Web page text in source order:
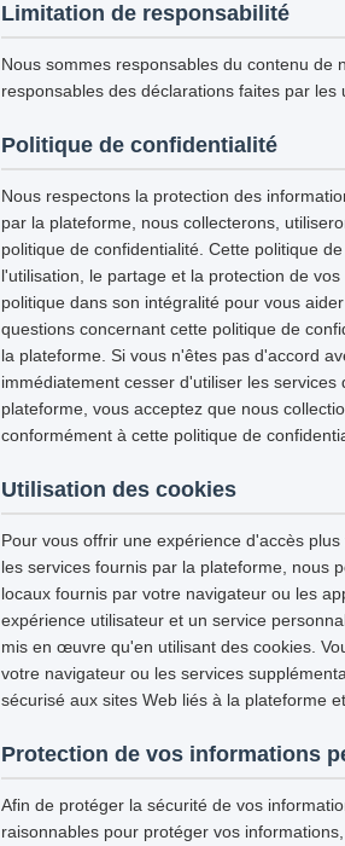
Limitation de responsabilité
Nous sommes responsables du contenu
responsables des déclarations faites par les
Politique de confidentialité
Nous respectons la protection des
par la plateforme, nous collecterons,
politique de confidentialité. Cette politique
l'utilisation, le partage et la protection de
politique dans son intégralité pour vous
questions concernant cette politique de
la plateforme. Si vous n'êtes pas d'accord
immédiatement cesser d'utiliser les
plateforme, vous acceptez que nous
conformément à cette politique de
Utilisation des cookies
Pour vous offrir une expérience d'accès
les services fournis par la plateforme, nous
locaux fournis par votre navigateur ou les
expérience utilisateur et un service
mis en œuvre qu'en utilisant des cookies.
votre navigateur ou les services
sécurisé aux sites Web liés à la plateforme
Protection de vos informations
Afin de protéger la sécurité de vos
raisonnables pour protéger vos